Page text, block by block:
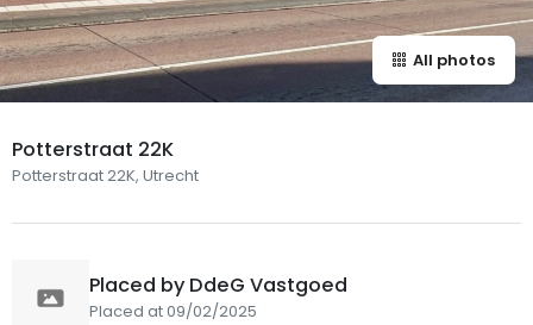
All photos
Potterstraat 22K
Potterstraat 22K, Utrecht
Placed by DdeG Vastgoed
Placed at 09/02/2025